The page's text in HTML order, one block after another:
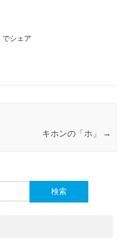
でシェア
キホンの「ホ」 →